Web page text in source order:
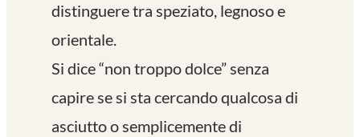
distinguere tra speziato, legnoso e
orientale.
Si dice “non troppo dolce” senza
capire se si sta cercando qualcosa di
asciutto o semplicemente di